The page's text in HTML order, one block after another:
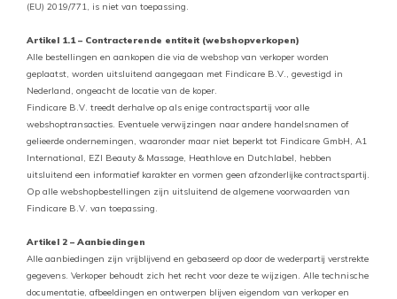
(EU) 2019/771, is niet van toepassing.
Artikel 1.1 – Contracterende entiteit (webshopverkopen)
Alle bestellingen en aankopen die via de webshop van verkoper worden
geplaatst, worden uitsluitend aangegaan met Findicare B.V., gevestigd in
Nederland, ongeacht de locatie van de koper.
Findicare B.V. treedt derhalve op als enige contractspartij voor alle
webshoptransacties. Eventuele verwijzingen naar andere handelsnamen of
gelieerde ondernemingen, waaronder maar niet beperkt tot Findicare GmbH, A1
International, EZI Beauty & Massage, Heathlove en Dutchlabel, hebben
uitsluitend een informatief karakter en vormen geen afzonderlijke contractspartij.
Op alle webshopbestellingen zijn uitsluitend de algemene voorwaarden van
Findicare B.V. van toepassing.
Artikel 2 – Aanbiedingen
Alle aanbiedingen zijn vrijblijvend en gebaseerd op door de wederpartij verstrekte
gegevens. Verkoper behoudt zich het recht voor deze te wijzigen. Alle technische
documentatie, afbeeldingen en ontwerpen blijven eigendom van verkoper en